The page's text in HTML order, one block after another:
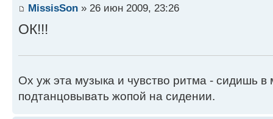
MissisSon » 26 июн 2009, 23:26
ОК!!!
Ох уж эта музыка и чувство ритма - сидишь
подтанцовывать жопой на сидении.